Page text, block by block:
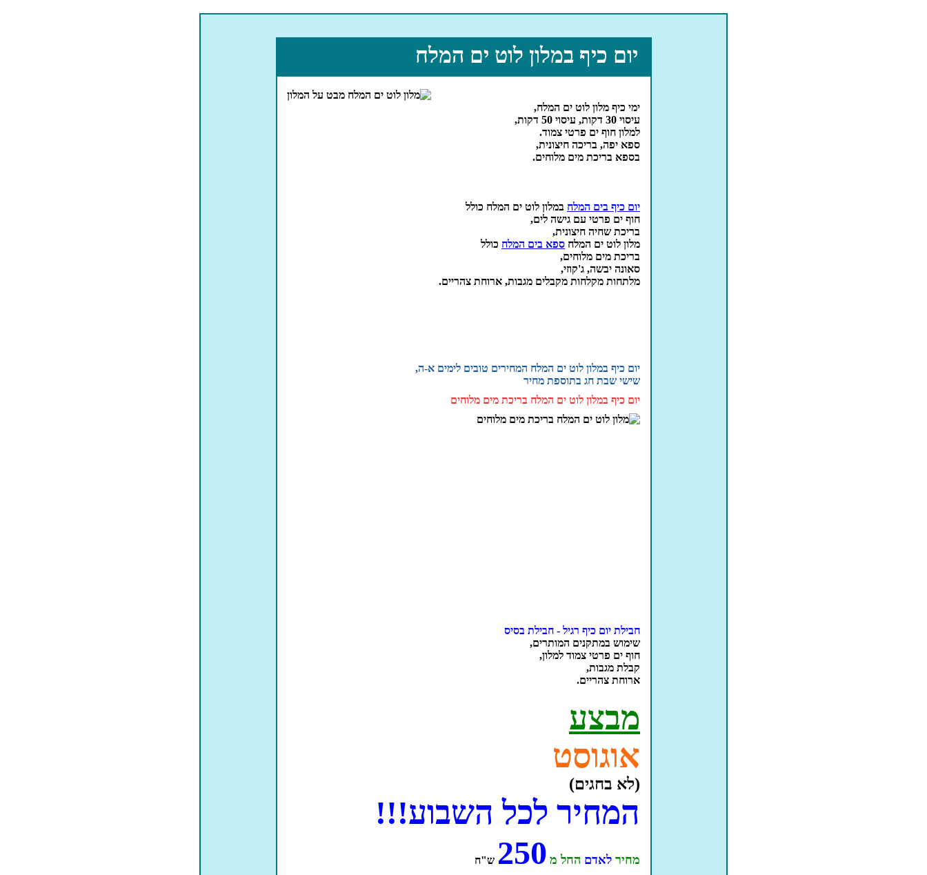
יום כיף במלון לוט ים המלח
ימי כיף מלון לוט ים המלח,
עיסוי 30 דקות, עיסוי 50 דקות,
למלון חוף ים פרטי צמוד.
ספא יפה, בריכה חיצונית,
בספא בריכת מים מלוחים.
יום כיף בים המלח במלון לוט ים המלח כולל
חוף ים פרטי עם גישה לים,
בריכת שחיה חיצונית,
מלון לוט ים המלח ספא בים המלח כולל
בריכת מים מלוחים,
סאונה יבשה, ג'קוזי,
מלתחות מקלחות מקבלים מגבות, ארוחת צהריים.
יום כיף במלון לוט ים המלח המחירים טובים לימים א-ה,
שישי שבת חג בתוספת מחיר
יום כיף במלון לוט ים המלח בריכת מים מלוחים
חבילת יום כיף רגיל - חבילת בסיס
שימוש במתקנים המותרים,
חוף ים פרטי צמוד למלון,
קבלת מגבות,
ארוחת צהריים.
מבצע
אוגוסט
(לא בחגים)
המחיר לכל השבוע!!!
מחיר לאדם החל מ 250 ש"ח